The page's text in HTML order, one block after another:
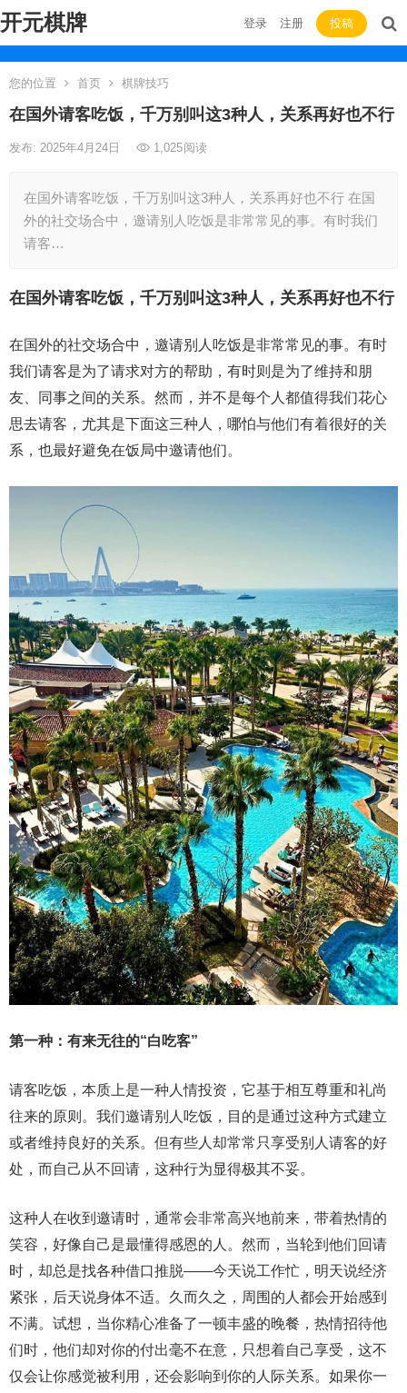
开元棋牌 登录 注册 投稿
您的位置 首页 棋牌技巧
在国外请客吃饭，千万别叫这3种人，关系再好也不行
发布: 2025年4月24日 1,025阅读
在国外请客吃饭，千万别叫这3种人，关系再好也不行 在国
外的社交场合中，邀请别人吃饭是非常常见的事。有时我们
请客…
在国外请客吃饭，千万别叫这3种人，关系再好也不行
在国外的社交场合中，邀请别人吃饭是非常常见的事。有时
我们请客是为了请求对方的帮助，有时则是为了维持和朋
友、同事之间的关系。然而，并不是每个人都值得我们花心
思去请客，尤其是下面这三种人，哪怕与他们有着很好的关
系，也最好避免在饭局中邀请他们。
第一种：有来无往的“白吃客”
请客吃饭，本质上是一种人情投资，它基于相互尊重和礼尚
往来的原则。我们邀请别人吃饭，目的是通过这种方式建立
或者维持良好的关系。但有些人却常常只享受别人请客的好
处，而自己从不回请，这种行为显得极其不妥。
这种人在收到邀请时，通常会非常高兴地前来，带着热情的
笑容，好像自己是最懂得感恩的人。然而，当轮到他们回请
时，却总是找各种借口推脱——今天说工作忙，明天说经济
紧张，后天说身体不适。久而久之，周围的人都会开始感到
不满。试想，当你精心准备了一顿丰盛的晚餐，热情招待他
们时，他们却对你的付出毫不在意，只想着自己享受，这不
仅会让你感觉被利用，还会影响到你的人际关系。如果你一